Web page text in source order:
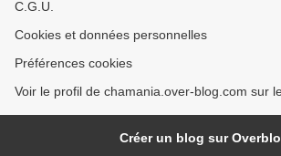
C.G.U.
Cookies et données personnelles
Préférences cookies
Voir le profil de chamania.over-blog.com sur
Créer un blog sur